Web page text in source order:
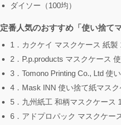
ダイソー（100均）
定番人気のおすすめ「使い捨て
1．カクケイ マスクケース 紙製
2．P.p.products マスクケース
3．Tomono Printing Co., Ltd 使
4．Mask INN 使い捨て紙マス
5．九州紙工 和柄マスクケース
6．アドプロパック マスクケー